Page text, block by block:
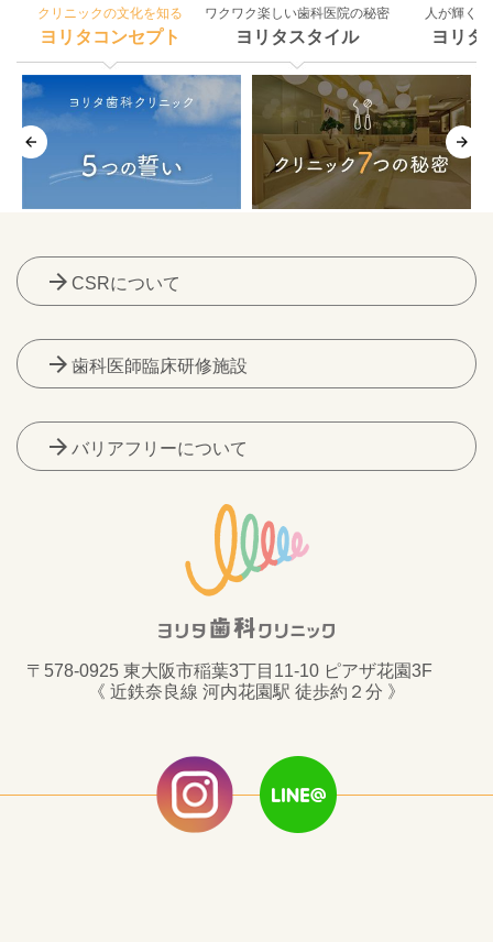
クリニックの文化を知る
ヨリタコンセプト
ワクワク楽しい歯科医院の秘密
ヨリタスタイル
人が輝く
ヨリタ
arrow_forward CSRについて
arrow_forward 歯科医師臨床研修施設
arrow_forward バリアフリーについて
〒578-0925 東大阪市稲葉3丁目11-10 ピアザ花園3F
《 近鉄奈良線 河内花園駅 徒歩約２分 》